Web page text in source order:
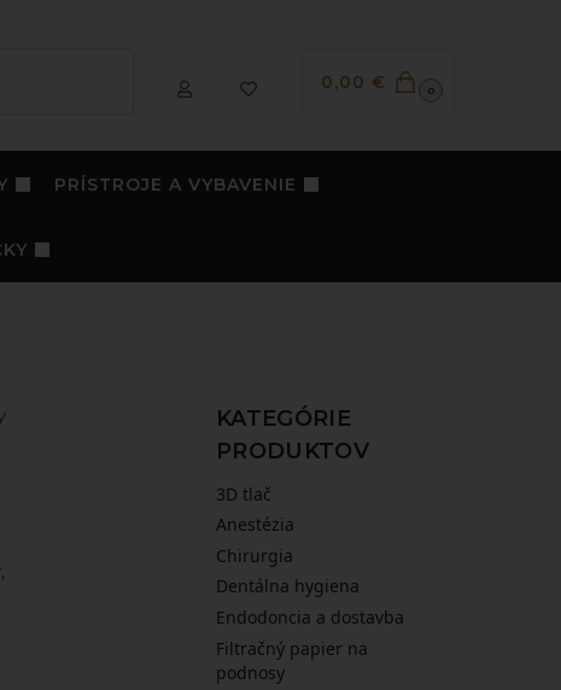
0,00 € 0
PRÍSTROJE A VYBAVENIE
KATEGÓRIE
PRODUKTOV
3D tlač
Anestézia
Chirurgia
Dentálna hygiena
Endodoncia a dostavba
Filtračný papier na
podnosy